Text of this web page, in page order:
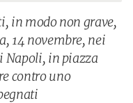
in modo non grave,
14 novembre, nei
Napoli, in piazza
contro uno